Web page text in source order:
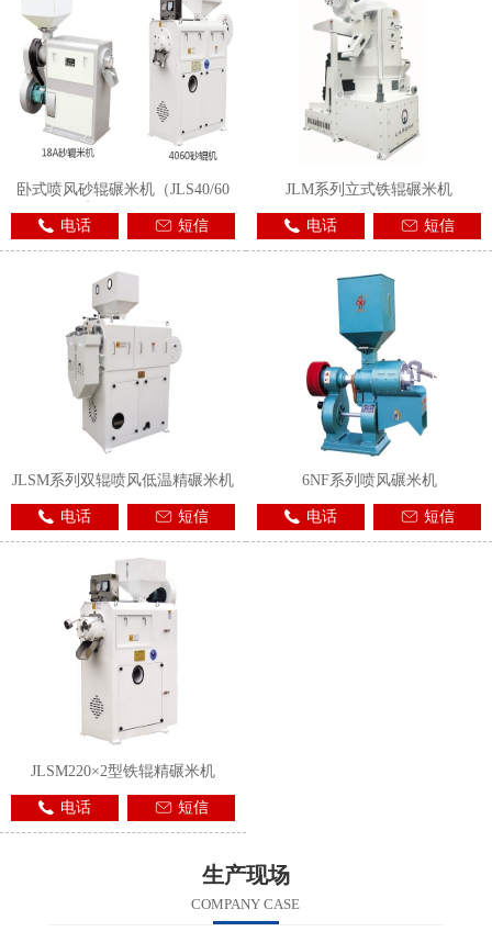
卧式喷风砂辊碾米机（JLS40/60
电话
短信
JLM系列立式铁辊碾米机
电话 短信
JLSM系列双辊喷风低温精碾米机
电话 短信
6NF系列喷风碾米机
电话 短信
JLSM220×2型铁辊精碾米机
电话 短信
生产现场
COMPANY CASE